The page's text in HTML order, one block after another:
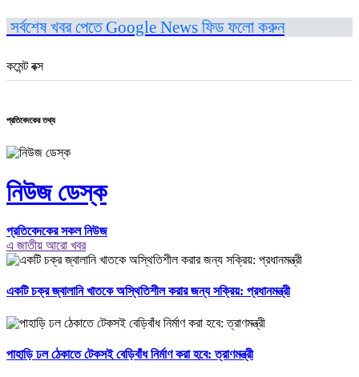
সর্বশেষ খবর পেতে Google News ফিড ফলো করুন
কমেন্ট বক্স
প্রতিবেদকের তথ্য
নিউজ ডেস্ক
প্রতিবেদকের সকল নিউজ
এ জাতীয় আরো খবর
একটি চক্র জ্বালানি খাতকে অস্থিতিশীল করার জন্য সক্রিয়: প্রধানমন্ত্রী
পাহাড়ি ঢল ঠেকাতে টেকসই বেড়িবাঁধ নির্মাণ করা হবে: ত্রাণমন্ত্রী